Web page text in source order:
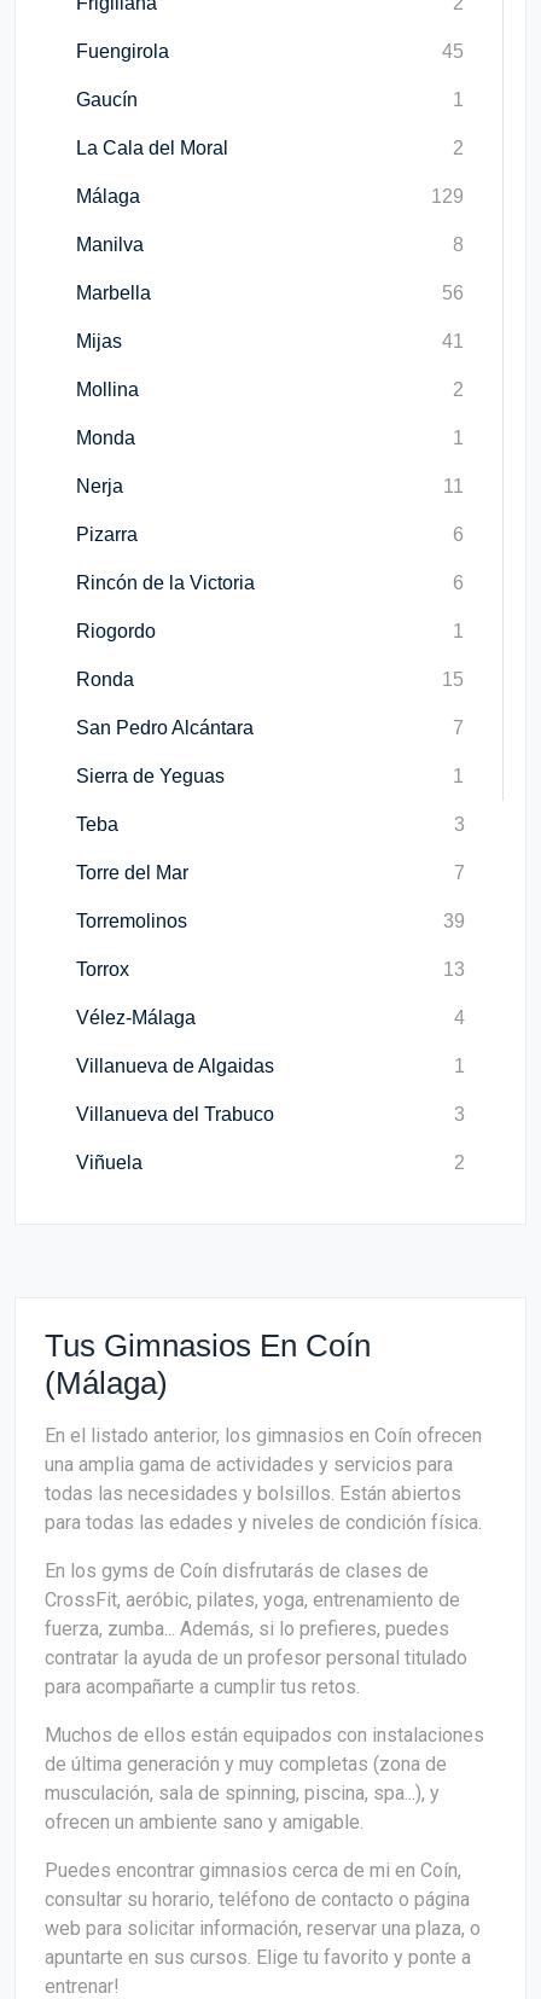
Fuengirola 45
Gaucín 1
La Cala del Moral 2
Málaga 129
Manilva 8
Marbella 56
Mijas 41
Mollina 2
Monda 1
Nerja 11
Pizarra 6
Rincón de la Victoria 6
Riogordo 1
Ronda 15
San Pedro Alcántara 7
Sierra de Yeguas 1
Teba 3
Torre del Mar 7
Torremolinos 39
Torrox 13
Vélez-Málaga 4
Villanueva de Algaidas 1
Villanueva del Trabuco 3
Viñuela 2
Tus Gimnasios En Coín
(Málaga)
En el listado anterior, los gimnasios en Coín ofrecen
una amplia gama de actividades y servicios para
todas las necesidades y bolsillos. Están abiertos
para todas las edades y niveles de condición física.
En los gyms de Coín disfrutarás de clases de
CrossFit, aeróbic, pilates, yoga, entrenamiento de
fuerza, zumba... Además, si lo prefieres, puedes
contratar la ayuda de un profesor personal titulado
para acompañarte a cumplir tus retos.
Muchos de ellos están equipados con instalaciones
de última generación y muy completas (zona de
musculación, sala de spinning, piscina, spa...), y
ofrecen un ambiente sano y amigable.
Puedes encontrar gimnasios cerca de mi en Coín,
consultar su horario, teléfono de contacto o página
web para solicitar información, reservar una plaza, o
apuntarte en sus cursos. Elige tu favorito y ponte a
entrenar!